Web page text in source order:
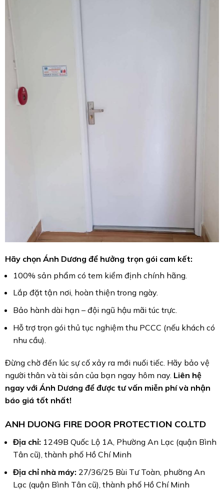
Hãy chọn Ánh Dương để hưởng trọn gói cam kết:
100% sản phẩm có tem kiểm định chính hãng.
Lắp đặt tận nơi, hoàn thiện trong ngày.
Bảo hành dài hạn – đội ngũ hậu mãi túc trực.
Hỗ trợ trọn gói thủ tục nghiệm thu PCCC (nếu khách có
nhu cầu).
Đừng chờ đến lúc sự cố xảy ra mới nuối tiếc. Hãy bảo vệ
người thân và tài sản của bạn ngay hôm nay. Liên hệ
ngay với Ánh Dương để được tư vấn miễn phí và nhận
báo giá tốt nhất!
ANH DUONG FIRE DOOR PROTECTION CO.LTD
Địa chỉ: 1249B Quốc Lộ 1A, Phường An Lạc (quận Bình
Tân cũ), thành phố Hồ Chí Minh
Địa chỉ nhà máy: 27/36/25 Bùi Tư Toàn, phường An
Lạc (quận Bình Tân cũ), thành phố Hồ Chí Minh